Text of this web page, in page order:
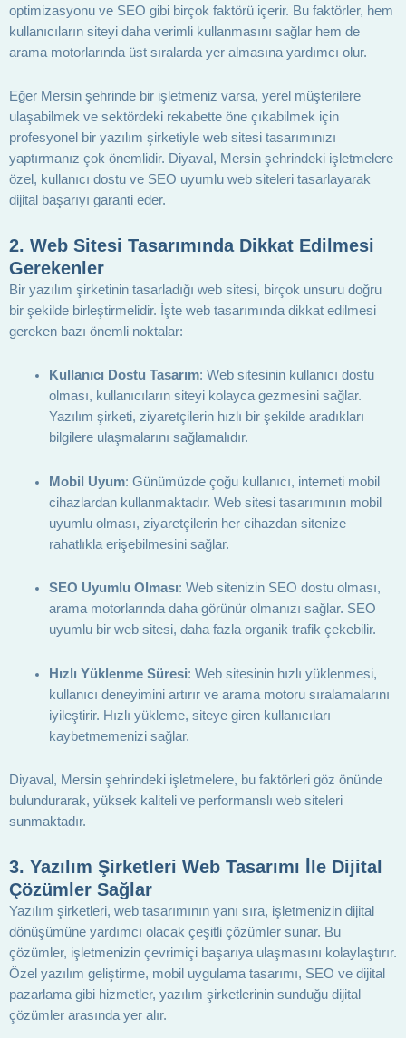
optimizasyonu ve SEO gibi birçok faktörü içerir. Bu faktörler, hem
kullanıcıların siteyi daha verimli kullanmasını sağlar hem de
arama motorlarında üst sıralarda yer almasına yardımcı olur.
Eğer Mersin şehrinde bir işletmeniz varsa, yerel müşterilere
ulaşabilmek ve sektördeki rekabette öne çıkabilmek için
profesyonel bir yazılım şirketiyle web sitesi tasarımınızı
yaptırmanız çok önemlidir. Diyaval, Mersin şehrindeki işletmelere
özel, kullanıcı dostu ve SEO uyumlu web siteleri tasarlayarak
dijital başarıyı garanti eder.
2. Web Sitesi Tasarımında Dikkat Edilmesi
Gerekenler
Bir yazılım şirketinin tasarladığı web sitesi, birçok unsuru doğru
bir şekilde birleştirmelidir. İşte web tasarımında dikkat edilmesi
gereken bazı önemli noktalar:
Kullanıcı Dostu Tasarım: Web sitesinin kullanıcı dostu
olması, kullanıcıların siteyi kolayca gezmesini sağlar.
Yazılım şirketi, ziyaretçilerin hızlı bir şekilde aradıkları
bilgilere ulaşmalarını sağlamalıdır.
Mobil Uyum: Günümüzde çoğu kullanıcı, interneti mobil
cihazlardan kullanmaktadır. Web sitesi tasarımının mobil
uyumlu olması, ziyaretçilerin her cihazdan sitenize
rahatlıkla erişebilmesini sağlar.
SEO Uyumlu Olması: Web sitenizin SEO dostu olması,
arama motorlarında daha görünür olmanızı sağlar. SEO
uyumlu bir web sitesi, daha fazla organik trafik çekebilir.
Hızlı Yüklenme Süresi: Web sitesinin hızlı yüklenmesi,
kullanıcı deneyimini artırır ve arama motoru sıralamalarını
iyileştirir. Hızlı yükleme, siteye giren kullanıcıları
kaybetmemenizi sağlar.
Diyaval, Mersin şehrindeki işletmelere, bu faktörleri göz önünde
bulundurarak, yüksek kaliteli ve performanslı web siteleri
sunmaktadır.
3. Yazılım Şirketleri Web Tasarımı İle Dijital
Çözümler Sağlar
Yazılım şirketleri, web tasarımının yanı sıra, işletmenizin dijital
dönüşümüne yardımcı olacak çeşitli çözümler sunar. Bu
çözümler, işletmenizin çevrimiçi başarıya ulaşmasını kolaylaştırır.
Özel yazılım geliştirme, mobil uygulama tasarımı, SEO ve dijital
pazarlama gibi hizmetler, yazılım şirketlerinin sunduğu dijital
çözümler arasında yer alır.